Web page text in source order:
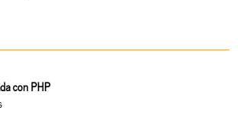
con PHP